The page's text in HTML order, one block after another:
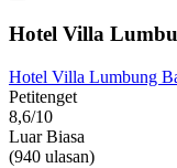
Hotel Villa
Hotel Villa Lumbung
Petitenget
8,6/10
Luar Biasa
(940 ulasan)